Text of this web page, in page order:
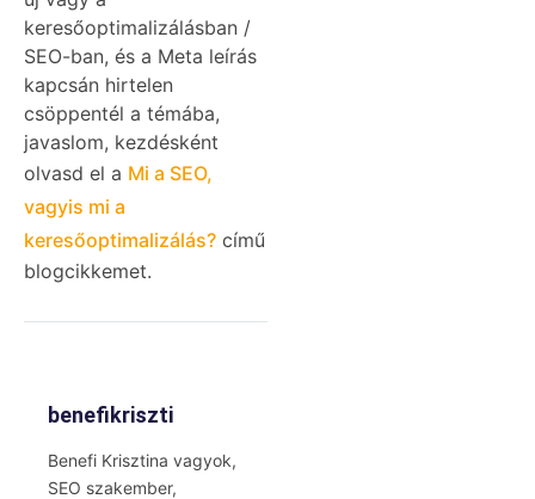
keresőoptimalizálásban /
SEO-ban, és a Meta leírás
kapcsán hirtelen
csöppentél a témába,
javaslom, kezdésként
olvasd el a Mi a SEO,
vagyis mi a
keresőoptimalizálás? című
blogcikkemet.
benefikriszti
Benefi Krisztina vagyok,
SEO szakember,